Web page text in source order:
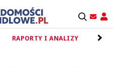
RAPORTY I ANALIZY